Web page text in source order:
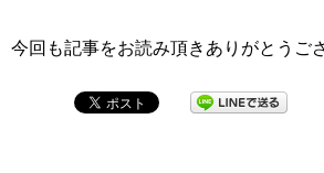
今回も記事をお読み頂きありがとうご